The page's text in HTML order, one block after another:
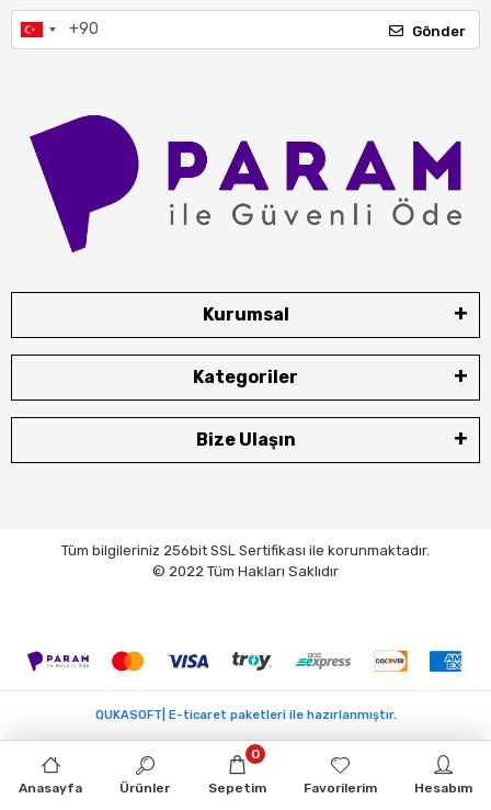
Gönder
Kurumsal
Kategoriler
Bize Ulaşın
Tüm bilgileriniz 256bit SSL Sertifikası ile korunmaktadır.
© 2022 Tüm Hakları Saklıdır
Anasayfa Ürünler Sepetim
0
Favorilerim Hesabım
QUKASOFT| E-ticaret paketleri ile hazırlanmıştır.